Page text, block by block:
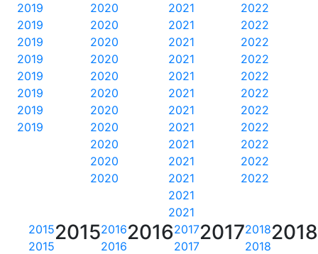
2022
2022
2022
2022
2022
2022
2022
2022
2022
2022
2022
2021
2021
2021
2021
2021
2021
2021
2021
2021
2021
2021
2021
2021
2020
2020
2020
2020
2020
2020
2020
2020
2020
2020
2020
2019
2019
2019
2019
2019
2019
2019
2019
2018
2018
2018
2017
2017
2017
2016
2016
2016
2015
2015
2015